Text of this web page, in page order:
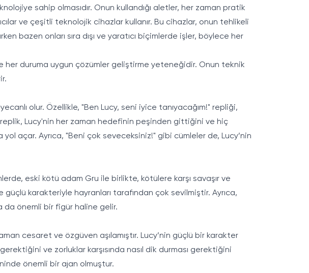
sahip olmasıdır. Onun kullandığı aletler, her zaman pratik
ve çeşitli teknolojik cihazlar kullanır. Bu cihazlar, onun tehlikeli
bazen onları sıra dışı ve yaratıcı biçimlerde işler, böylece her
her duruma uygun çözümler geliştirme yeteneğidir. Onun teknik
olur. Özellikle, "Ben Lucy, seni iyice tanıyacağım!" repliği,
Lucy'nin her zaman hedefinin peşinden gittiğini ve hiç
yol açar. Ayrıca, "Beni çok seveceksiniz!" gibi cümleler de, Lucy’nin
eski kötü adam Gru ile birlikte, kötülere karşı savaşır ve
güçlü karakteriyle hayranları tarafından çok sevilmiştir. Ayrıca,
da önemli bir figür haline gelir.
cesaret ve özgüven aşılamıştır. Lucy’nin güçlü bir karakter
ve zorluklar karşısında nasıl dik durması gerektiğini
önemli bir ajan olmuştur.